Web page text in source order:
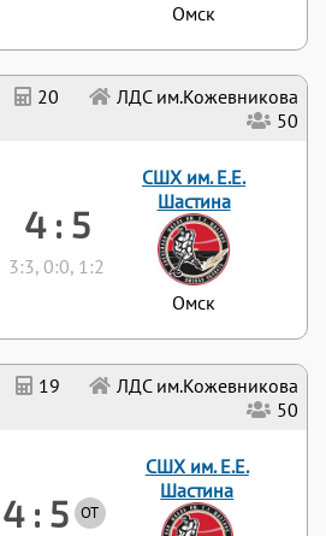
19
ЛДС им.Кожевникова
50
4 : 5 ОТ
СШХ им. Е.Е.
Шастина
20
ЛДС им.Кожевникова
50
4 : 5
3:3, 0:0, 1:2
СШХ им. Е.Е.
Шастина
Омск
Омск